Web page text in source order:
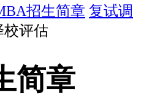
招生简章 复试调
校评估
简章